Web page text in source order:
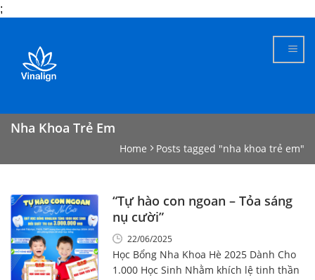
;
content
Nha Khoa Trẻ Em
Home Posts tagged "nha khoa trẻ em"
“Tự hào con ngoan – Tỏa sáng
nụ cười”
22/06/2025
Học Bổng Nha Khoa Hè 2025 Dành Cho
1.000 Học Sinh Nhằm khích lệ tinh thần